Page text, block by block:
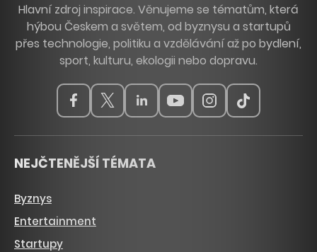
Hlavní zdroj inspirace. Věnujeme se tématům, která
hýbou Českem a světem, od byznysu a startupů
přes technologie, politiku a vzdělávání až po bydlení,
sport, kulturu, ekologii nebo dopravu.
NEJČTENĚJŠÍ TÉMATA
Byznys
Entertainment
Startupy